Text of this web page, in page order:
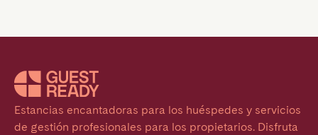
Estancias encantadoras para los huéspedes y servicios
de gestión profesionales para los propietarios. Disfruta